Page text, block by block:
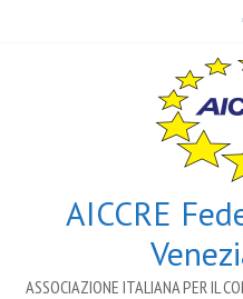
AICCRE
ASSOCIAZIONE ITALIANA PER IL